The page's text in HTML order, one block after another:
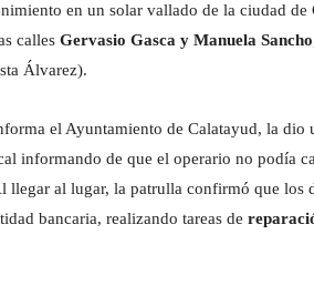
en un solar vallado de la ciudad
calles Gervasio Gasca y Manuela Sancho
Álvarez).
el Ayuntamiento de Calatayud, la dio
informando de que el operario no podía
al lugar, la patrulla confirmó que los
bancaria, realizando tareas de